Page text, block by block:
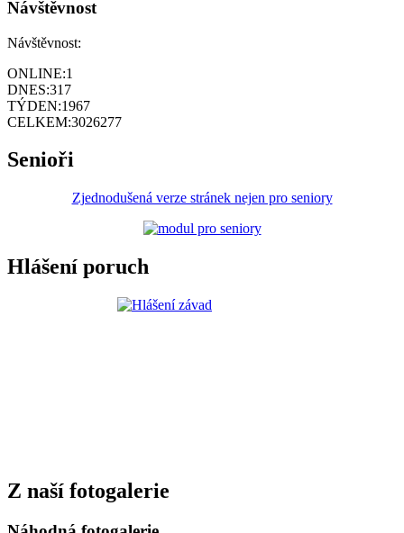
Návštěvnost
Návštěvnost:
ONLINE:1
DNES:317
TÝDEN:1967
CELKEM:3026277
Senioři
Zjednodušená verze stránek nejen pro seniory
Hlášení poruch
Z naší fotogalerie